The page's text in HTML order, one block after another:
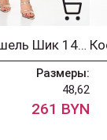
Костюм Мишель Шик 1459 малина + цветы
Размеры:
48,62
261 BYN